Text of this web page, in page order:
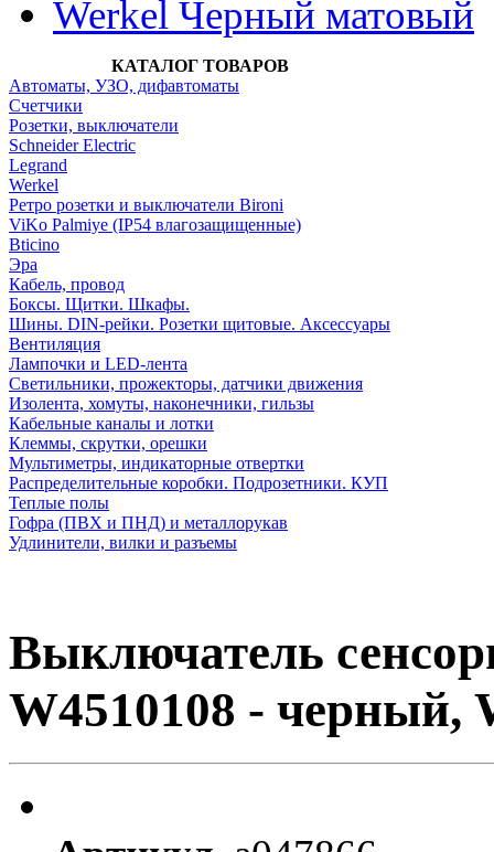
Werkel Черный матовый
КАТАЛОГ ТОВАРОВ
Автоматы, УЗО, дифавтоматы
Счетчики
Розетки, выключатели
Schneider Electric
Legrand
Werkel
Ретро розетки и выключатели Bironi
ViKo Palmiye (IP54 влагозащищенные)
Bticino
Эра
Кабель, провод
Боксы. Щитки. Шкафы.
Шины. DIN-рейки. Розетки щитовые. Аксессуары
Вентиляция
Лампочки и LED-лента
Светильники, прожекторы, датчики движения
Изолента, хомуты, наконечники, гильзы
Кабельные каналы и лотки
Клеммы, скрутки, орешки
Мультиметры, индикаторные отвертки
Распределительные коробки. Подрозетники. КУП
Теплые полы
Гофра (ПВХ и ПНД) и металлорукав
Удлинители, вилки и разъемы
Выключатель
W4510108 - черный,